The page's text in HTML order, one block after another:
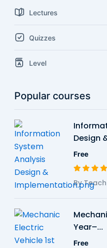
Lectures
Quizzes
Level
Popular courses
Design
Free
By
Year–...
Free